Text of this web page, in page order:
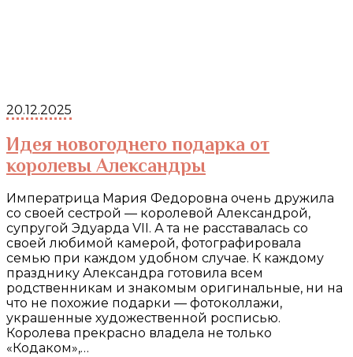
20.12.2025
Идея новогоднего подарка от
королевы Александры
Императрица Мария Федоровна очень дружила
со своей сестрой — королевой Александрой,
супругой Эдуарда VII. А та не расставалась со
своей любимой камерой, фотографировала
семью при каждом удобном случае. К каждому
празднику Александра готовила всем
родственникам и знакомым оригинальные, ни на
что не похожие подарки — фотоколлажи,
украшенные художественной росписью.
Королева прекрасно владела не только
«Кодаком»,…